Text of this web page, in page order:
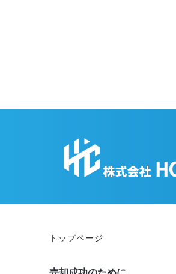
トップページ